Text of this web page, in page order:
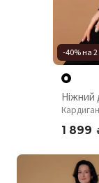
-40% на
Ніжний
1 899